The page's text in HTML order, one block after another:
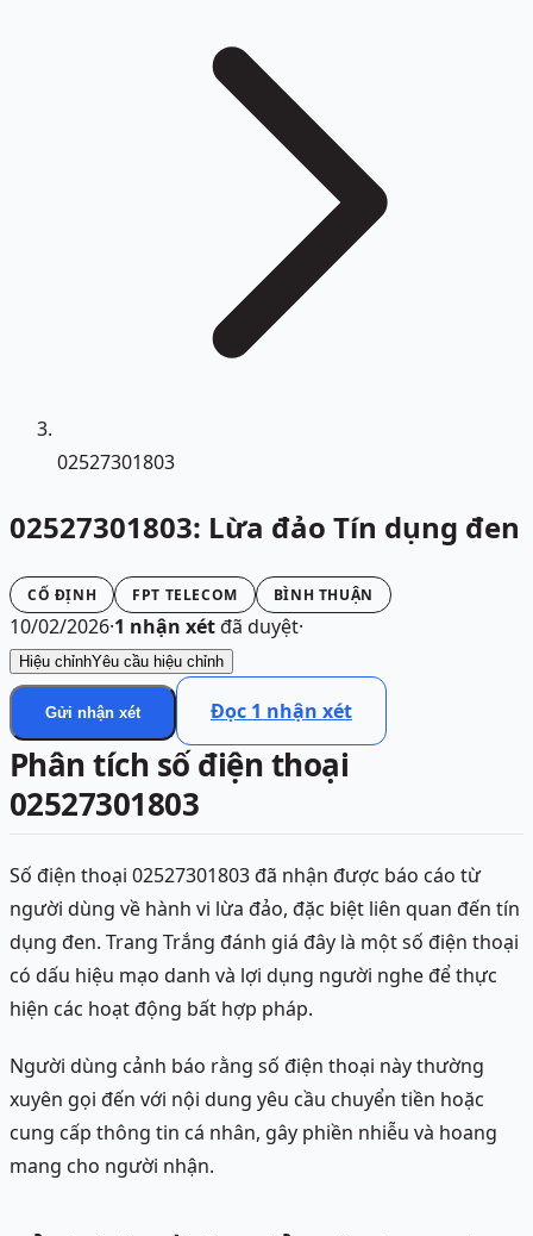
02527301803
02527301803: Lừa đảo Tín dụng đen
CỐ ĐỊNH FPT TELECOM BÌNH THUẬN
10/02/2026·1 nhận xétđã duyệt·
Hiệu chỉnhYêu cầu hiệu chỉnh
Gửi nhận xét Đọc 1 nhận xét
Phân tích số điện thoại
02527301803
Số điện thoại 02527301803 đã nhận được báo cáo từ
người dùng về hành vi lừa đảo, đặc biệt liên quan đến tín
dụng đen. Trang Trắng đánh giá đây là một số điện thoại
có dấu hiệu mạo danh và lợi dụng người nghe để thực
hiện các hoạt động bất hợp pháp.
Người dùng cảnh báo rằng số điện thoại này thường
xuyên gọi đến với nội dung yêu cầu chuyển tiền hoặc
cung cấp thông tin cá nhân, gây phiền nhiễu và hoang
mang cho người nhận.